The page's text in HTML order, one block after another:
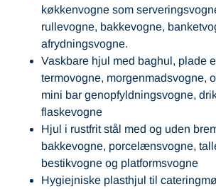
køkkenvogne som
rullevogne, bakkevogne,
afrydningsvogne.
Vaskbare hjul med baghul, plade
termovogne, morgenmadsvogne,
mini bar genopfyldningsvogne,
flaskevogne
Hjul i rustfrit stål med og uden
bakkevogne, porcelænsvogne,
bestikvogne og platformsvogne
Hygiejniske plasthjul til